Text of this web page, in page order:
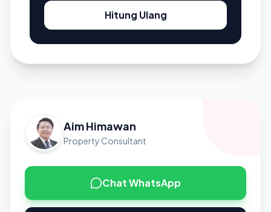
Hitung Ulang
Aim Himawan
Property Consultant
Chat WhatsApp